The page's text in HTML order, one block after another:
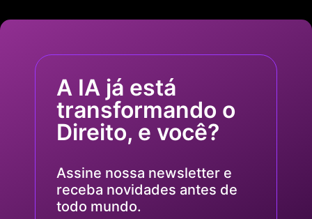
A IA já está
transformando o
Direito, e você?
Assine nossa newsletter e
receba novidades antes de
todo mundo.